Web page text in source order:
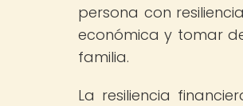
persona con
económica y tomar
familia.
La resiliencia